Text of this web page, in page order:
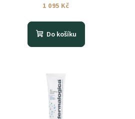
1 095 Kč
Do košíku